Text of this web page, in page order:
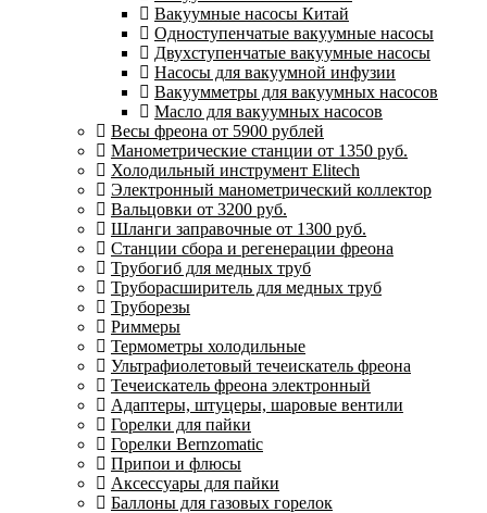
Вакуумные насосы Китай
Одноступенчатые вакуумные насосы
Двухступенчатые вакуумные насосы
Насосы для вакуумной инфузии
Вакуумметры для вакуумных насосов
Масло для вакуумных насосов
Весы фреона от 5900 рублей
Манометрические станции от 1350 руб.
Холодильный инструмент Elitech
Электронный манометрический коллектор
Вальцовки от 3200 руб.
Шланги заправочные от 1300 руб.
Станции сбора и регенерации фреона
Трубогиб для медных труб
Труборасширитель для медных труб
Труборезы
Риммеры
Термометры холодильные
Ультрафиолетовый течеискатель фреона
Течеискатель фреона электронный
Адаптеры, штуцеры, шаровые вентили
Горелки для пайки
Горелки Bernzomatic
Припои и флюсы
Аксессуары для пайки
Баллоны для газовых горелок